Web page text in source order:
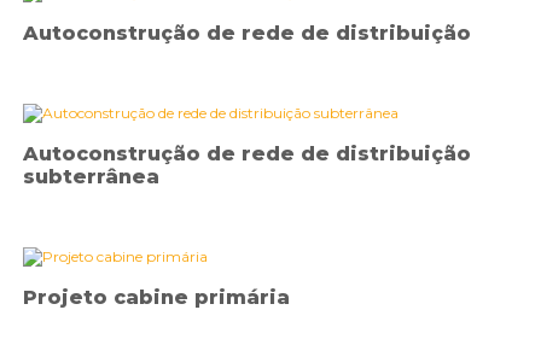
Autoconstrução de rede de distribuição
Autoconstrução de rede de distribuição
subterrânea
Projeto cabine primária